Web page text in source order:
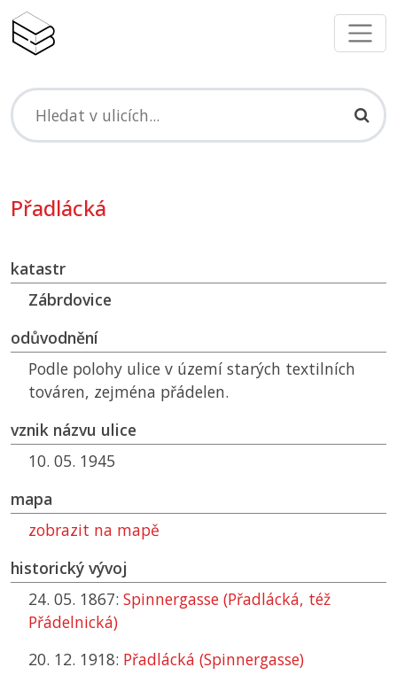
Přadlácká
katastr
Zábrdovice
odůvodnění
Podle polohy ulice v území starých textilních
továren, zejména přádelen.
vznik názvu ulice
10. 05. 1945
mapa
zobrazit na mapě
historický vývoj
24. 05. 1867: Spinnergasse (Přadlácká, též
Přádelnická)
20. 12. 1918: Přadlácká (Spinnergasse)